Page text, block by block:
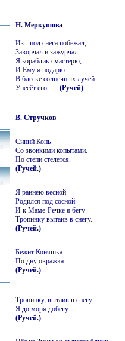
Н. Меркушова
Из - под снега побежал,
Заворчал и зажурчал.
Я кораблик смастерю,
И Ему я подарю.
В блеске солнечных лучей
Унесёт его ... . (Ручей)
В. Стручков
Синий Конь
Со звонкими копытами.
По степи стелется.
(Ручей.)
Я раннею весной
Родился под сосной
И к Маме-Речке я бегу
Тропинку вытаив в снегу.
(Ручей.)
Бежит Коняшка
По дну овражка.
(Ручей.)
Тропинку, вытаив в снегу
Я до моря добегу.
(Ручей.)